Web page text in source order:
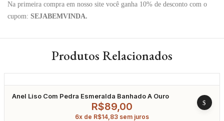
Na primeira compra em nosso site você ganha 10% de desconto com o
cupom: SEJABEMVINDA.
Produtos Relacionados
Anel Liso Com Pedra Esmeralda Banhado A Ouro
R$89,00
6x de R$14,83 sem juros